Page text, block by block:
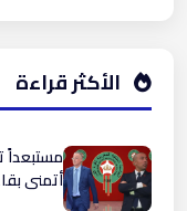
الأكثر قراءة
مستبعداً
أتمنى